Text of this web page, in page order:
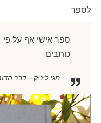
לספר
ספר אישי אף על
כותבים
חגי ליניק – דבר